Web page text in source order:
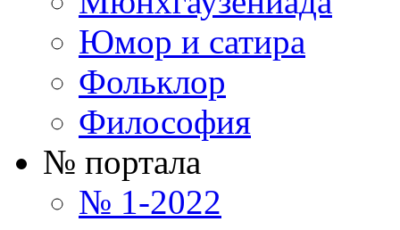
Юмор и сатира
Фольклор
Философия
№ портала
№ 1-2022